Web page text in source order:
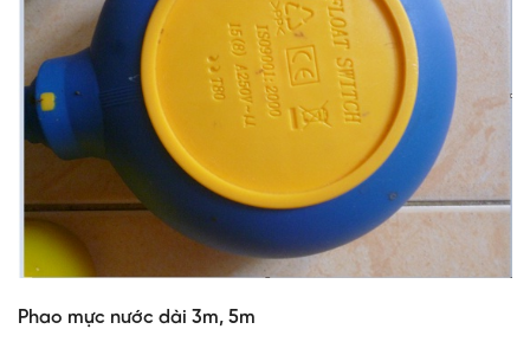
Phao mực nước dài 3m, 5m